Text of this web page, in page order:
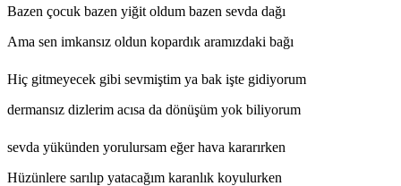
Bazen çocuk bazen yiğit oldum bazen sevda dağı
Ama sen imkansız oldun kopardık aramızdaki bağı
Hiç gitmeyecek gibi sevmiştim ya bak işte gidiyorum
dermansız dizlerim acısa da dönüşüm yok biliyorum
sevda yükünden yorulursam eğer hava kararırken
Hüzünlere sarılıp yatacağım karanlık koyulurken